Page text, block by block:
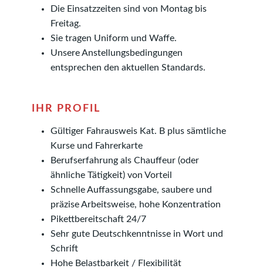
Die Einsatzzeiten sind von Montag bis
Freitag.
Sie tragen Uniform und Waffe.
Unsere Anstellungsbedingungen
entsprechen den aktuellen Standards.
IHR PROFIL
Gültiger Fahrausweis Kat. B plus sämtliche
Kurse und Fahrerkarte
Berufserfahrung als Chauffeur (oder
ähnliche Tätigkeit) von Vorteil
Schnelle Auffassungsgabe, saubere und
präzise Arbeitsweise, hohe Konzentration
Pikettbereitschaft 24/7
Sehr gute Deutschkenntnisse in Wort und
Schrift
Hohe Belastbarkeit / Flexibilität